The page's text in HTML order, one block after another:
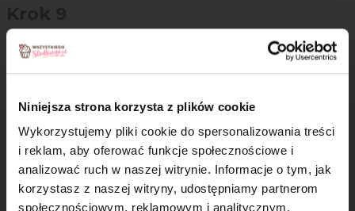
Niniejsza strona korzysta z plików cookie
Wykorzystujemy pliki cookie do spersonalizowania treści
i reklam, aby oferować funkcje społecznościowe i
analizować ruch w naszej witrynie. Informacje o tym, jak
korzystasz z naszej witryny, udostępniamy partnerom
społecznościowym, reklamowym i analitycznym.
Stopniowo dodawaj krem czekoladowy. Miksuj do połączenia
się składników.
Krok 10
Na koniec delikatnie wmieszaj odsączone z rumu rodzynki.
Masa śmietanowa:
×